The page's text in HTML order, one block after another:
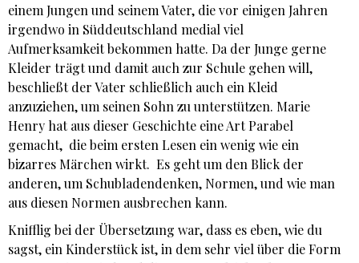
einem Jungen und seinem Vater, die vor einigen Jahren
irgendwo in Süddeutschland medial viel
Aufmerksamkeit bekommen hatte. Da der Junge gerne
Kleider trägt und damit auch zur Schule gehen will,
beschließt der Vater schließlich auch ein Kleid
anzuziehen, um seinen Sohn zu unterstützen. Marie
Henry hat aus dieser Geschichte eine Art Parabel
gemacht, die beim ersten Lesen ein wenig wie ein
bizarres Märchen wirkt. Es geht um den Blick der
anderen, um Schubladendenken, Normen, und wie man
aus diesen Normen ausbrechen kann.
Knifflig bei der Übersetzung war, dass es eben, wie du
sagst, ein Kinderstück ist, in dem sehr viel über die Form